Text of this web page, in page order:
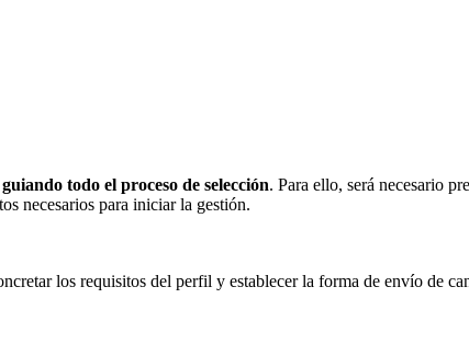
todo el proceso de selección. Para ello, será necesario
necesarios para iniciar la gestión.
los requisitos del perfil y establecer la forma de envío de